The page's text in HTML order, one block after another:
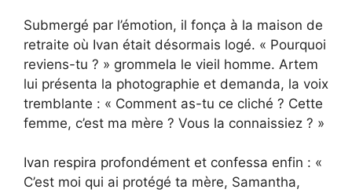
Submergé par l’émotion, il fonça à la maison de
retraite où Ivan était désormais logé. « Pourquoi
reviens-tu ? » grommela le vieil homme. Artem
lui présenta la photographie et demanda, la voix
tremblante : « Comment as-tu ce cliché ? Cette
femme, c’est ma mère ? Vous la connaissiez ? »
Ivan respira profondément et confessa enfin : «
C’est moi qui ai protégé ta mère, Samantha,